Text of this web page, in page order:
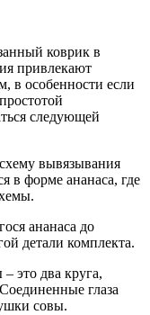
коврик в
привлекают
в особенности если
следующей
вывязывания
в форме ананаса, где
ананаса до
детали комплекта.
это два круга,
глаза
совы.